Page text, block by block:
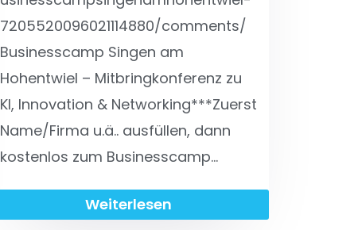
7205520096021114880/comments/
Businesscamp Singen am
Hohentwiel – Mitbringkonferenz zu
KI, Innovation & Networking***Zuerst
Name/Firma u.ä.. ausfüllen, dann
kostenlos zum Businesscamp…
Weiterlesen